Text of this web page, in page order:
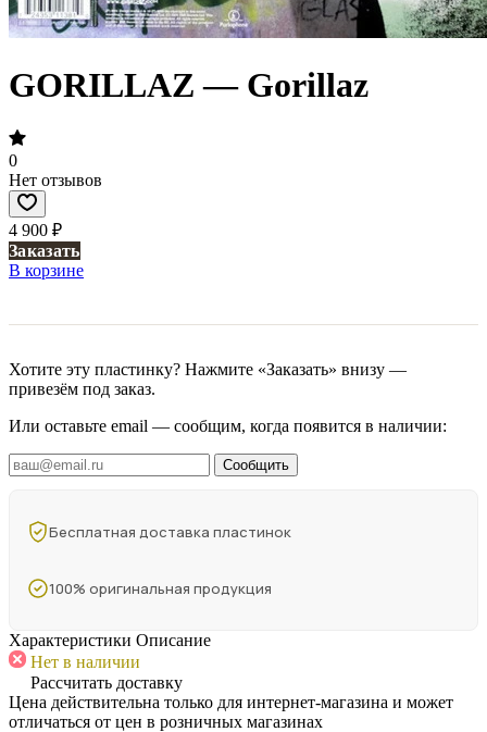
GORILLAZ — Gorillaz
0
Нет отзывов
4 900 ₽
Заказать
В корзине
Хотите эту пластинку? Нажмите «Заказать» внизу —
привезём под заказ.
Или оставьте email — сообщим, когда появится в наличии:
Сообщить
Бесплатная доставка пластинок
100% оригинальная продукция
Характеристики Описание
Нет в наличии
Рассчитать доставку
Цена действительна только для интернет-магазина и может
отличаться от цен в розничных магазинах